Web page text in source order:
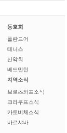
동호회
폴란드어
테니스
산악회
베드민턴
지역소식
브로츠와프소식
크라쿠프소식
카토비체소식
바르샤바